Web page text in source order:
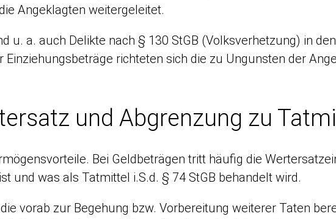
Angeklagten weitergeleitet.
u. a. auch Delikte nach § 130 StGB (Volksverhetzung) in
Einziehungsbeträge richteten sich die zu Ungunsten der
und Abgrenzung zu
Bei Geldbeträgen tritt häufig die
und was als Tatmittel i.S.d. § 74 StGB behandelt wird.
vorab zur Begehung bzw. Vorbereitung weiterer Taten